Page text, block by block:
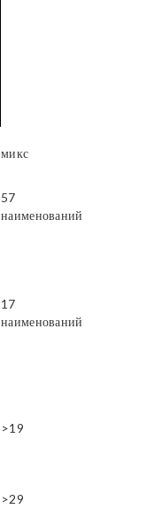
микс
57
наименований
17
наименований
>19
>29